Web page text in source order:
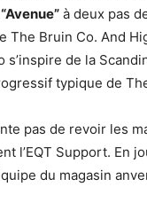
à deux pas
The Bruin Co. And
s’inspire de la
typique de
pas de revoir les
l’EQT Support. En
du magasin